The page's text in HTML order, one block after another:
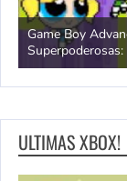
Game Boy
ULTIMAS XBOX!